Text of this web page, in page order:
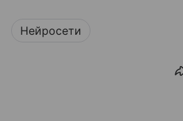
Нейросети